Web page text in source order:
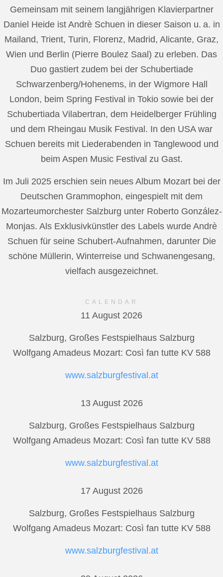
Gemeinsam mit seinem langjährigen Klavierpartner
Daniel Heide ist Andrè Schuen in dieser Saison u. a. in
Mailand, Trient, Turin, Florenz, Madrid, Alicante, Graz,
Wien und Berlin (Pierre Boulez Saal) zu erleben. Das
Duo gastiert zudem bei der Schubertiade
Schwarzenberg/Hohenems, in der Wigmore Hall
London, beim Spring Festival in Tokio sowie bei der
Schubertiada Vilabertran, dem Heidelberger Frühling
und dem Rheingau Musik Festival. In den USA war
Schuen bereits mit Liederabenden in Tanglewood und
beim Aspen Music Festival zu Gast.
Im Juli 2025 erschien sein neues Album Mozart bei der
Deutschen Grammophon, eingespielt mit dem
Mozarteumorchester Salzburg unter Roberto González-
Monjas. Als Exklusivkünstler des Labels wurde Andrè
Schuen für seine Schubert-Aufnahmen, darunter Die
schöne Müllerin, Winterreise und Schwanengesang,
vielfach ausgezeichnet.
CALENDAR
11 August 2026
Salzburg, Großes Festspielhaus Salzburg
Wolfgang Amadeus Mozart: Così fan tutte KV 588
www.salzburgfestival.at
13 August 2026
Salzburg, Großes Festspielhaus Salzburg
Wolfgang Amadeus Mozart: Così fan tutte KV 588
www.salzburgfestival.at
17 August 2026
Salzburg, Großes Festspielhaus Salzburg
Wolfgang Amadeus Mozart: Così fan tutte KV 588
www.salzburgfestival.at